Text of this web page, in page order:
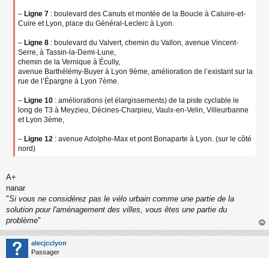
– Ligne 7 : boulevard des Canuts et montée de la Boucle à Caluire-et-
Cuire et Lyon, place du Général-Leclerc à Lyon.
– Ligne 8 : boulevard du Valvert, chemin du Vallon, avenue Vincent-
Serre, à Tassin-la-Demi-Lune,
chemin de la Vernique à Écully,
avenue Barthélémy-Buyer à Lyon 9ème, amélioration de l’existant sur la
rue de l’Épargne à Lyon 7ème.
– Ligne 10 : améliorations (et élargissements) de la piste cyclable le
long de T3 à Meyzieu, Décines-Charpieu, Vaulx-en-Velin, Villeurbanne
et Lyon 3ème,
– Ligne 12 : avenue Adolphe-Max et pont Bonaparte à Lyon. (sur le côté
nord)
A+
nanar
"Si vous ne considérez pas le vélo urbain comme une partie de la
solution pour l'aménagement des villes, vous êtes une partie du
problème"
au
alecjcclyon
Passager